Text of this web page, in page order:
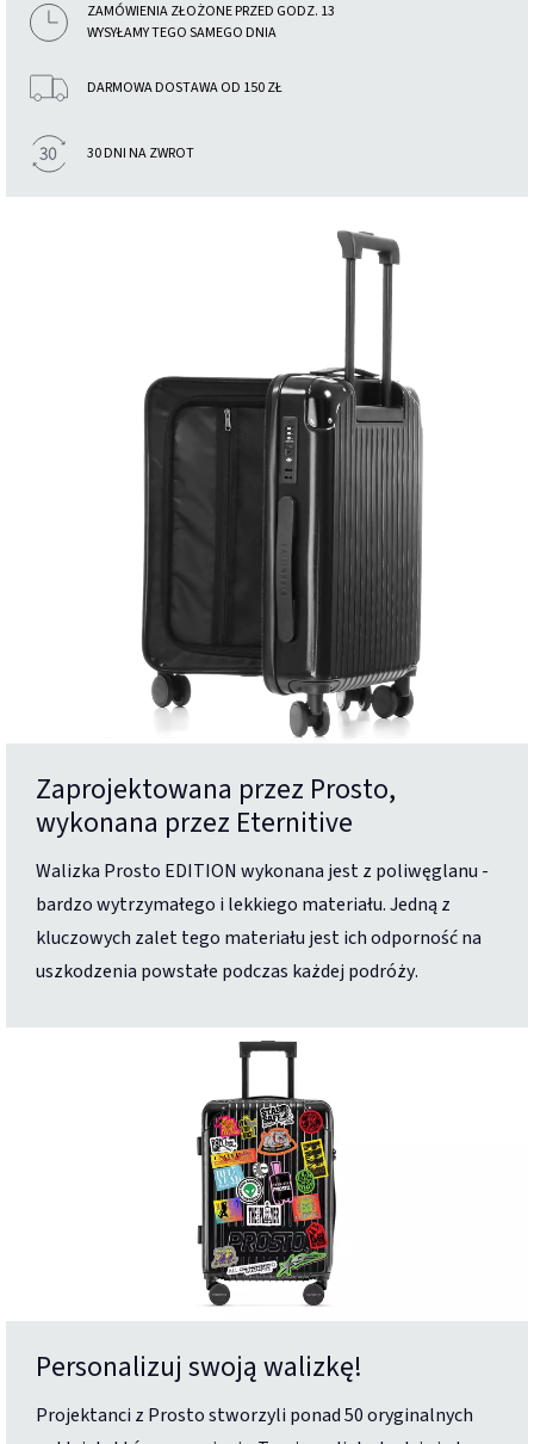
ZAMÓWIENIA ZŁOŻONE PRZED GODZ. 13
WYSYŁAMY TEGO SAMEGO DNIA
DARMOWA DOSTAWA OD 150 ZŁ
30 DNI NA ZWROT
Zaprojektowana przez Prosto,
wykonana przez Eternitive
Walizka Prosto EDITION wykonana jest z poliwęglanu -
bardzo wytrzymałego i lekkiego materiału. Jedną z
kluczowych zalet tego materiału jest ich odporność na
uszkodzenia powstałe podczas każdej podróży.
Personalizuj swoją walizkę!
Projektanci z Prosto stworzyli ponad 50 oryginalnych